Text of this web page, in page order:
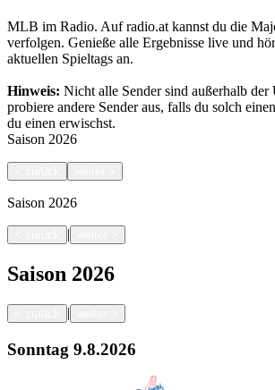
MLB im Radio. Auf radio.at kannst du die
verfolgen. Genieße alle Ergebnisse live und
aktuellen Spieltags an.
Hinweis: Nicht alle Sender sind außerhalb
probiere andere Sender aus, falls du solch
du einen erwischst.
Saison 2026
Saison 2026
|
Saison 2026
|
Sonntag 9.8.2026